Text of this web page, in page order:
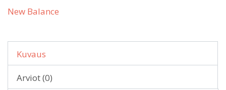
New Balance
Kuvaus
Arviot (0)